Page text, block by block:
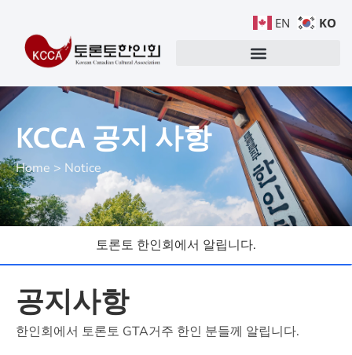
KCCA 공지 사항
Home > Notice
토론토 한인회에서 알립니다.
공지사항
한인회에서 토론토 GTA거주 한인 분들께 알립니다.
EN KO